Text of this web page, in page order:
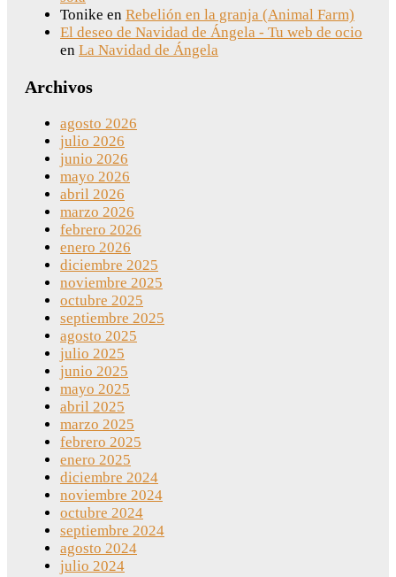
Tonike en Rebelión en la granja (Animal Farm)
El deseo de Navidad de Ángela - Tu web de ocio
en La Navidad de Ángela
Archivos
agosto 2026
julio 2026
junio 2026
mayo 2026
abril 2026
marzo 2026
febrero 2026
enero 2026
diciembre 2025
noviembre 2025
octubre 2025
septiembre 2025
agosto 2025
julio 2025
junio 2025
mayo 2025
abril 2025
marzo 2025
febrero 2025
enero 2025
diciembre 2024
noviembre 2024
octubre 2024
septiembre 2024
agosto 2024
julio 2024